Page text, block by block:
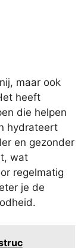
maar ook
heeft
die helpen
hydrateert
en gezonder
wat
regelmatig
je de